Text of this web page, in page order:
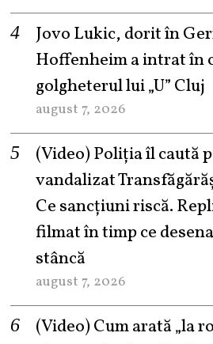
Jovo Lukic, dorit în
Hoffenheim a intrat în
golgheterul lui „U” Cluj
august 7, 2026
(Video) Poliția îl caută
vandalizat
Ce sancțiuni riscă.
filmat în timp ce
stâncă
august 7, 2026
(Video) Cum arată „la